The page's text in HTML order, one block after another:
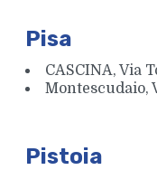
Pisa
CASCINA, Via
Montescudaio,
Pistoia